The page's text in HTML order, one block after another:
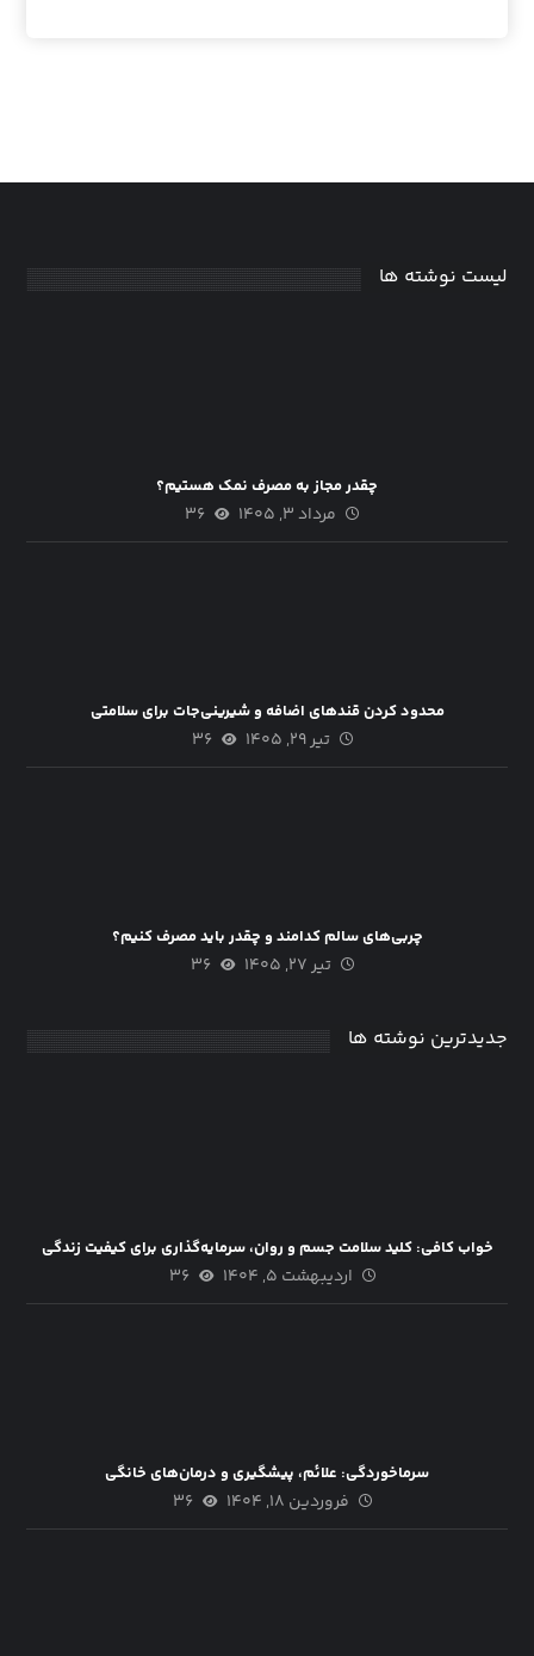
لیست نوشته ها
چقدر مجاز به مصرف نمک هستیم؟
مرداد ۳, ۱۴۰۵ ۳۶
محدود کردن قندهای اضافه و شیرینی‌جات برای سلامتی
تیر ۲۹, ۱۴۰۵ ۳۶
چربی‌های سالم کدامند و چقدر باید مصرف کنیم؟
تیر ۲۷, ۱۴۰۵ ۳۶
جدیدترین نوشته ها
خواب کافی: کلید سلامت جسم و روان، سرمایه‌گذاری برای کیفیت زندگی
اردیبهشت ۵, ۱۴۰۴ ۳۶
سرماخوردگی: علائم، پیشگیری و درمان‌های خانگی
فروردین ۱۸, ۱۴۰۴ ۳۶